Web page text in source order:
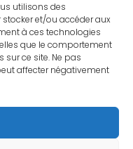
utilisons des
et/ou accéder aux
à ces technologies
que le comportement
ce site. Ne pas
affecter négativement